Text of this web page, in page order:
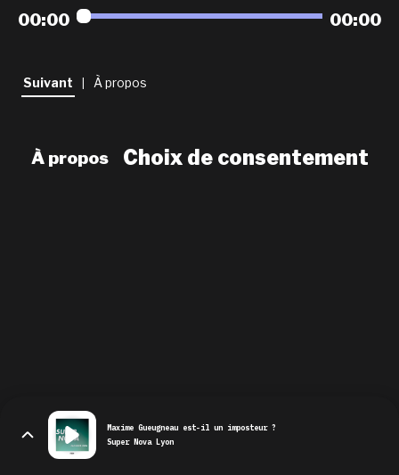
playlists
newsletter
00:00 00:00
Suivant À propos
À propos Choix de consentement
Maxime Gueugneau est-il un imposteur ?
Super Nova Lyon